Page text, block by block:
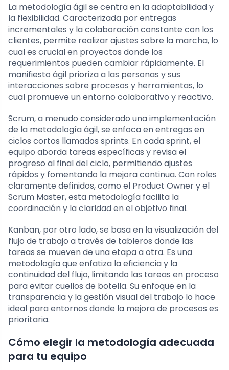
La metodología ágil se centra en la adaptabilidad y
la flexibilidad. Caracterizada por entregas
incrementales y la colaboración constante con los
clientes, permite realizar ajustes sobre la marcha, lo
cual es crucial en proyectos donde los
requerimientos pueden cambiar rápidamente. El
manifiesto ágil prioriza a las personas y sus
interacciones sobre procesos y herramientas, lo
cual promueve un entorno colaborativo y reactivo.
Scrum, a menudo considerado una implementación
de la metodología ágil, se enfoca en entregas en
ciclos cortos llamados sprints. En cada sprint, el
equipo aborda tareas específicas y revisa el
progreso al final del ciclo, permitiendo ajustes
rápidos y fomentando la mejora continua. Con roles
claramente definidos, como el Product Owner y el
Scrum Master, esta metodología facilita la
coordinación y la claridad en el objetivo final.
Kanban, por otro lado, se basa en la visualización del
flujo de trabajo a través de tableros donde las
tareas se mueven de una etapa a otra. Es una
metodología que enfatiza la eficiencia y la
continuidad del flujo, limitando las tareas en proceso
para evitar cuellos de botella. Su enfoque en la
transparencia y la gestión visual del trabajo lo hace
ideal para entornos donde la mejora de procesos es
prioritaria.
Cómo elegir la metodología adecuada
para tu equipo